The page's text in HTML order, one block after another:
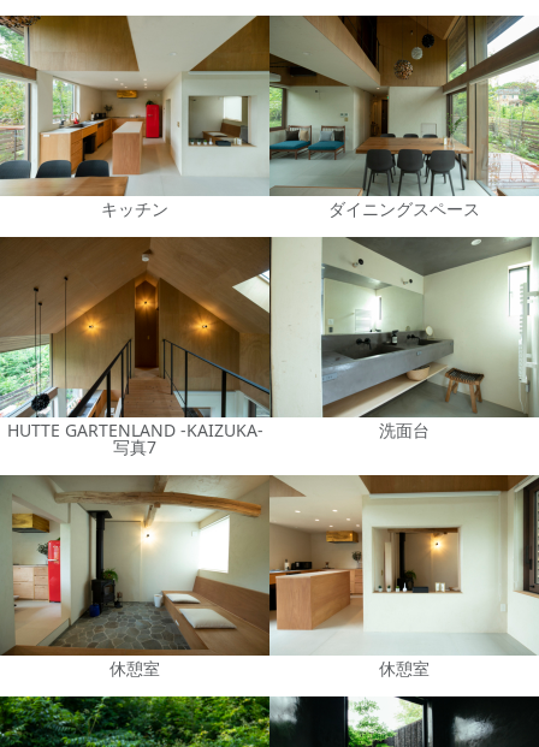
キッチン ダイニングスペース
HUTTE GARTENLAND -KAIZUKA-
写真7
洗面台
休憩室 休憩室